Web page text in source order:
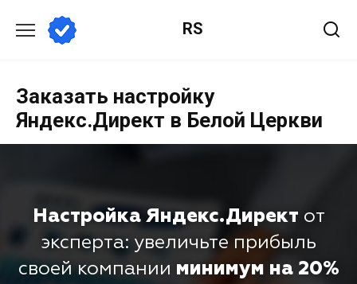
RS
Заказать настройку
Яндекс.Директ в Белой Церкви
Настройка Яндекс.Директ от
эксперта: увеличьте прибыль
своей компании минимум на 20%